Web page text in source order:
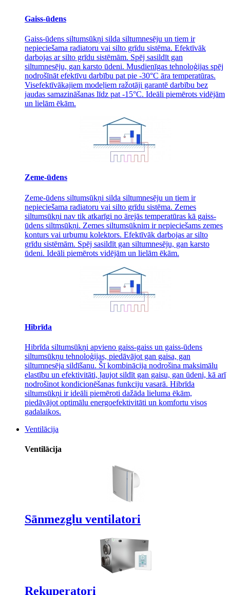
Gaiss-ūdens
Gaiss-ūdens siltumsūkņi silda siltumnesēju un tiem ir
nepieciešama radiatoru vai silto grīdu sistēma. Efektīvāk
darbojas ar silto grīdu sistēmām. Spēj sasildīt gan
siltumnesēju, gan karsto ūdeni. Musdienīgas tehnoloģijas spēj
nodrošīnāt efektīvu darbību pat pie -30°C āra temperatūras.
Visefektīvākajiem modeļiem ražotāji garantē darbību bez
jaudas samazināšanas līdz pat -15°C. Ideāli piemērots vidējām
un lielām ēkām.
Zeme-ūdens
Zeme-ūdens siltumsūkņi silda siltumnesēju un tiem ir
nepieciešama radiatoru vai silto grīdu sistēma. Zemes
siltumsūkņi nav tik atkarīgi no ārejās temperatūras kā gaiss-
ūdens siltmsūkņi. Zemes siltumsūknim ir nepieciešams zemes
konturs vai urbumu kolektors. Efektīvāk darbojas ar silto
grīdu sistēmām. Spēj sasildīt gan siltumnesēju, gan karsto
ūdeni. Ideāli piemērots vidējām un lielām ēkām.
Hibrīda
Hibrīda siltumsūkņi apvieno gaiss-gaiss un gaiss-ūdens
siltumsūkņu tehnoloģijas, piedāvājot gan gaisa, gan
siltumnesēja sildīšanu. Šī kombinācija nodrošina maksimālu
elastību un efektivitāti, ļaujot sildīt gan gaisu, gan ūdeni, kā arī
nodrošinot kondicionēšanas funkciju vasarā. Hibrīda
siltumsūkņi ir ideāli piemēroti dažāda lieluma ēkām,
piedāvājot optimālu energoefektivitāti un komfortu visos
gadalaikos.
Ventilācija
Ventilācija
Sānmezglu ventilatori
Rekuperatori